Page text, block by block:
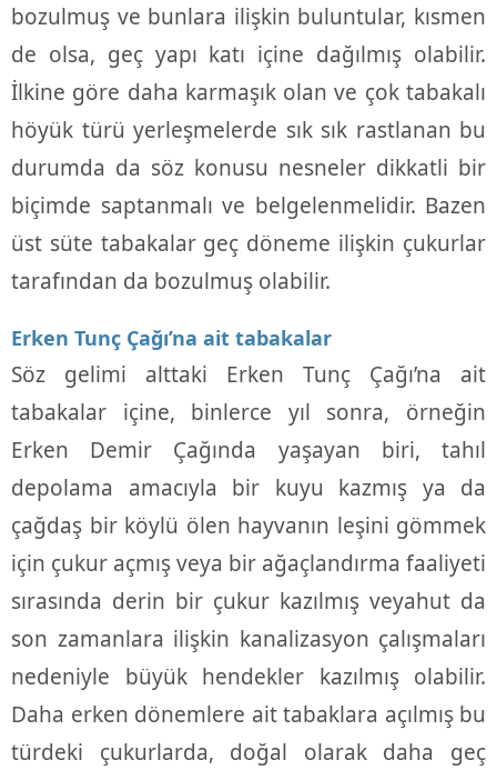
bozulmuş ve bunlara ilişkin buluntular, kısmen
de olsa, geç yapı katı içine dağılmış olabilir.
İlkine göre daha karmaşık olan ve çok tabakalı
höyük türü yerleşmelerde sık sık rastlanan bu
durumda da söz konusu nesneler dikkatli bir
biçimde saptanmalı ve belgelenmelidir. Bazen
üst süte tabakalar geç döneme ilişkin çukurlar
tarafından da bozulmuş olabilir.
Erken Tunç Çağı’na ait tabakalar
Söz gelimi alttaki Erken Tunç Çağı’na ait
tabakalar içine, binlerce yıl sonra, örneğin
Erken Demir Çağında yaşayan biri, tahıl
depolama amacıyla bir kuyu kazmış ya da
çağdaş bir köylü ölen hayvanın leşini gömmek
için çukur açmış veya bir ağaçlandırma faaliyeti
sırasında derin bir çukur kazılmış veyahut da
son zamanlara ilişkin kanalizasyon çalışmaları
nedeniyle büyük hendekler kazılmış olabilir.
Daha erken dönemlere ait tabaklara açılmış bu
türdeki çukurlarda, doğal olarak daha geç